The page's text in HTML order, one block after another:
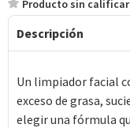
Producto sin calificar
Descripción
Un limpiador facial
exceso de grasa,
elegir una fórmula